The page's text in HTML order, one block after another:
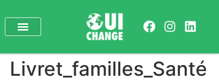
Livret_familles_Santé